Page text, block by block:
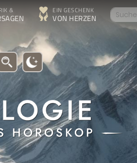
& EIN GESCHENK
VON HERZEN
HOROSKOP